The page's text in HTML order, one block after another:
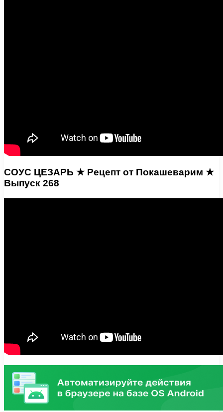
СОУС ЦЕЗАРЬ ★ Рецепт от Покашеварим ★
Выпуск 268